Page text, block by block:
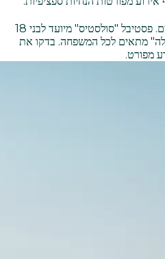
רוב האירועים פתוחים לכל הגילאים. פסטיבל "סולסטיס" מיועד לבני 18
מתאים לכל המשפחה. בדקו את
מפורט.